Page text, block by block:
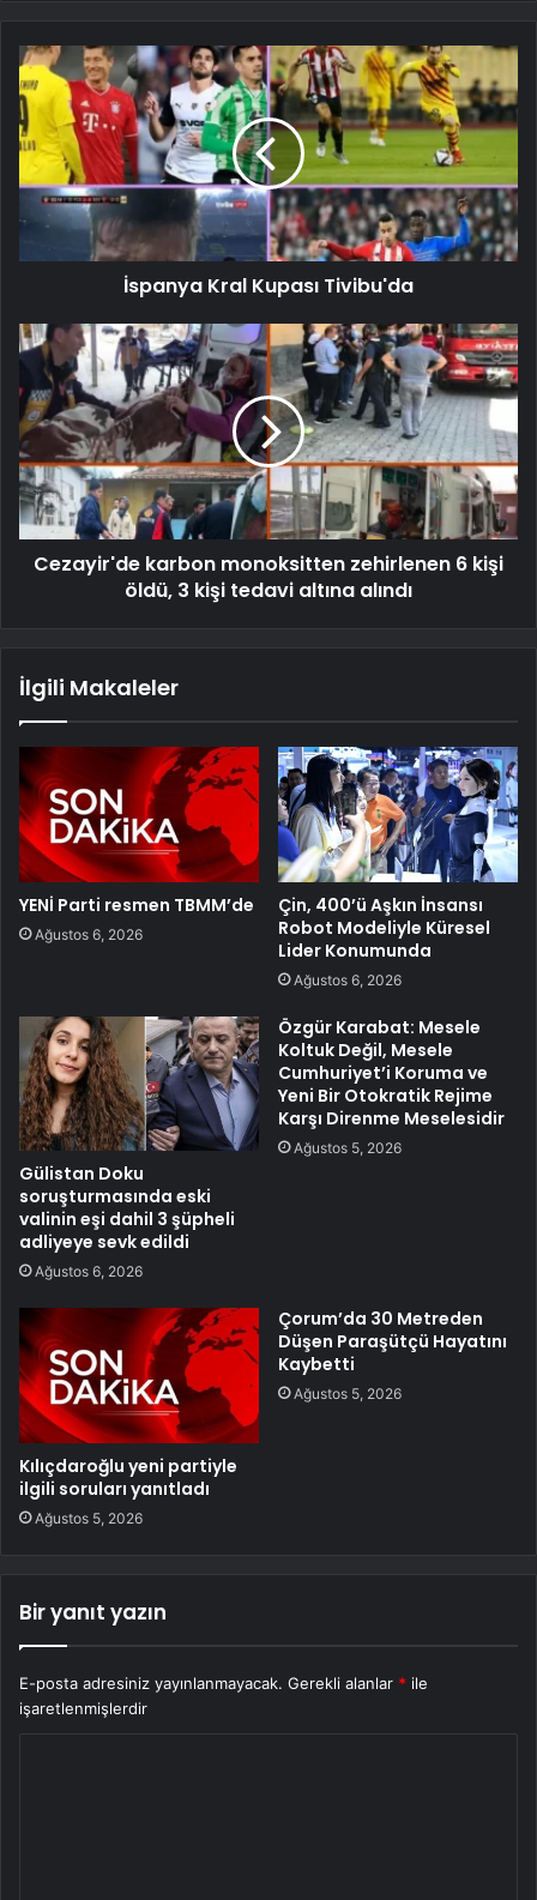
İspanya Kral Kupası Tivibu'da
Cezayir'de karbon monoksitten zehirlenen 6 kişi
öldü, 3 kişi tedavi altına alındı
İlgili Makaleler
YENİ Parti resmen TBMM’de
Ağustos 6, 2026
Çin, 400’ü Aşkın İnsansı
Robot Modeliyle Küresel
Lider Konumunda
Ağustos 6, 2026
Gülistan Doku
soruşturmasında eski
valinin eşi dahil 3 şüpheli
adliyeye sevk edildi
Ağustos 6, 2026
Özgür Karabat: Mesele
Koltuk Değil, Mesele
Cumhuriyet’i Koruma ve
Yeni Bir Otokratik Rejime
Karşı Direnme Meselesidir
Ağustos 5, 2026
Kılıçdaroğlu yeni partiyle
ilgili soruları yanıtladı
Ağustos 5, 2026
Çorum’da 30 Metreden
Düşen Paraşütçü Hayatını
Kaybetti
Ağustos 5, 2026
Bir yanıt yazın
E-posta adresiniz yayınlanmayacak. Gerekli alanlar * ile
işaretlenmişlerdir